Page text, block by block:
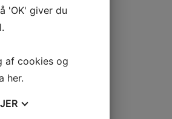
'OK' giver du
af cookies og
her.